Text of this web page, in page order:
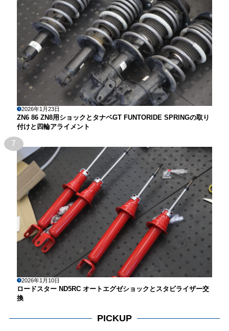
2026年1月23日
ZN6 86 ZN8用ショックとタナベGT FUNTORIDE SPRINGの取り
付けと四輪アライメント
7
2026年1月10日
ロードスター ND5RC オートエグゼショックとスタビライザー交
換
PICKUP